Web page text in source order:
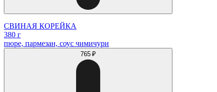
СВИНАЯ КОРЕЙКА
380 г
пюре, пармезан, соус чимичури
765 ₽